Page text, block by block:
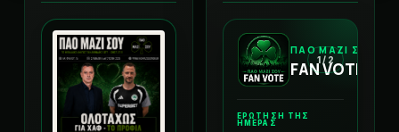
ΠΑΟ ΜΑΖΙ ΣΟΥ
FAN VOTE
1 / 2
ΕΡΩΤΗΣΗ ΤΗΣ
ΗΜΕΡΑΣ